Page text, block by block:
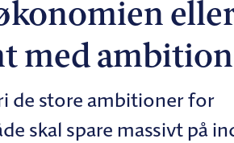
med
de store ambitioner for
skal spare massivt på